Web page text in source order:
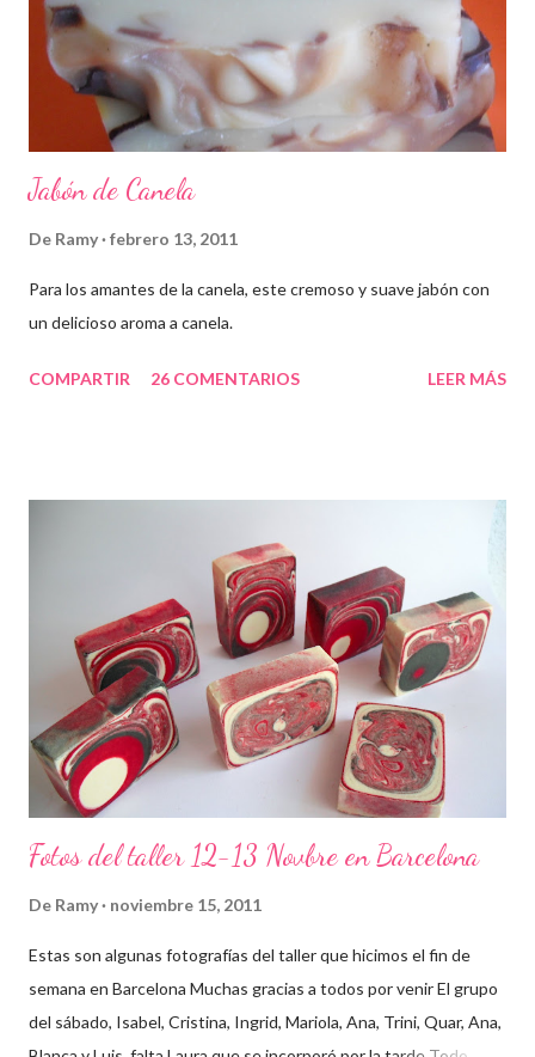
Jabón de Canela
De Ramy febrero 13, 2011
Para los amantes de la canela, este cremoso y suave jabón con
un delicioso aroma a canela.
COMPARTIR 26 COMENTARIOS LEER MÁS
Fotos del taller 12-13 Novbre en Barcelona
De Ramy noviembre 15, 2011
Estas son algunas fotografías del taller que hicimos el fin de
semana en Barcelona Muchas gracias a todos por venir El grupo
del sábado, Isabel, Cristina, Ingrid, Mariola, Ana, Trini, Quar, Ana,